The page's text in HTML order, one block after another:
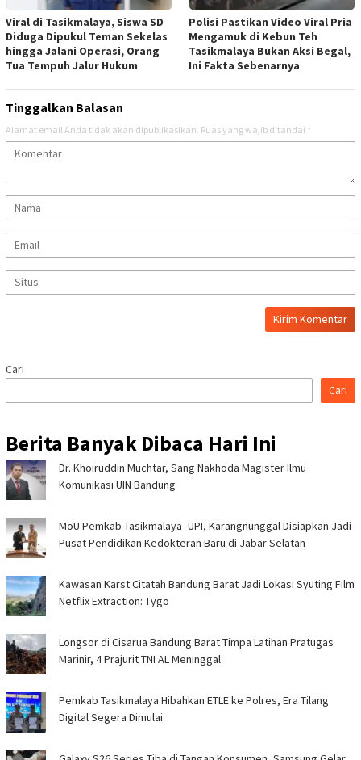
Viral di Tasikmalaya, Siswa SD
Diduga Dipukul Teman Sekelas
hingga Jalani Operasi, Orang
Tua Tempuh Jalur Hukum
Polisi Pastikan Video Viral Pria
Mengamuk di Kebun Teh
Tasikmalaya Bukan Aksi Begal,
Ini Fakta Sebenarnya
Tinggalkan Balasan
Alamat email Anda tidak akan dipublikasikan. Ruas yang wajib ditandai *
Cari
Cari
Berita Banyak Dibaca Hari Ini
Dr. Khoiruddin Muchtar, Sang Nakhoda Magister Ilmu
Komunikasi UIN Bandung
MoU Pemkab Tasikmalaya–UPI, Karangnunggal Disiapkan Jadi
Pusat Pendidikan Kedokteran Baru di Jabar Selatan
Kawasan Karst Citatah Bandung Barat Jadi Lokasi Syuting Film
Netflix Extraction: Tygo
Longsor di Cisarua Bandung Barat Timpa Latihan Pra­tugas
Marinir, 4 Prajurit TNI AL Meninggal
Pemkab Tasikmalaya Hibahkan ETLE ke Polres, Era Tilang
Digital Segera Dimulai